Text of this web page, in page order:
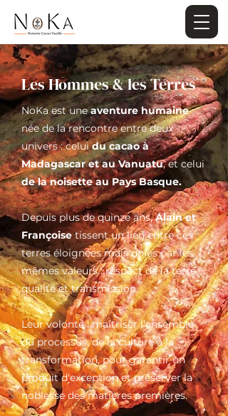
Les Hommes & les Terres
NoKa est uneaventure humaine
née de la rencontre entre deux
univers : celuidu cacao à
Madagascar et au Vanuatu, et celui
de la noisette au Pays Basque.
Depuis plus de quinze ans,Alain et
Françoisetissent un lien entre ces
terres éloignées mais unies par les
mêmes valeurs : respect de la terre,
qualité et transmission.
Leur volonté : maîtriser l’ensemble
du processus, de la culture à la
transformation, pour garantir un
produit d'exception et préserver la
noblesse des matières premières.